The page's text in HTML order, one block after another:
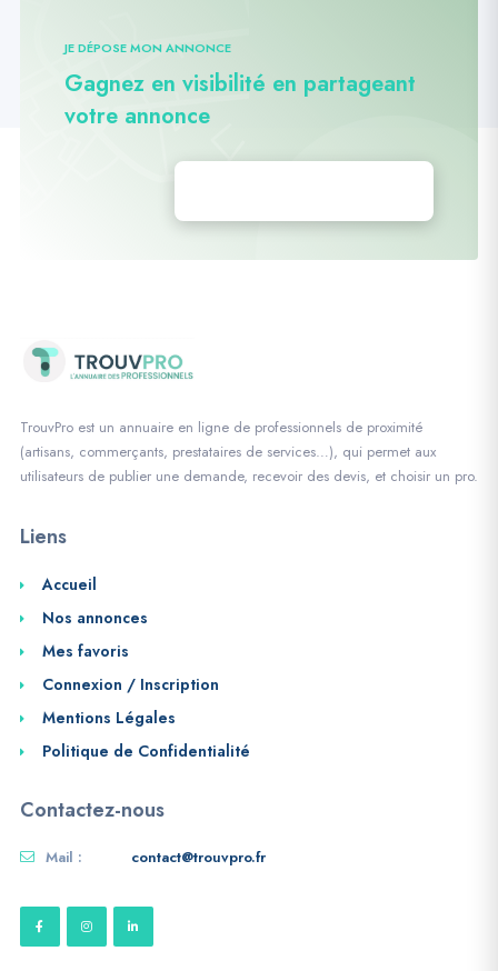
JE DÉPOSE MON ANNONCE
Gagnez en visibilité en partageant
votre annonce
TrouvPro est un annuaire en ligne de professionnels de proximité
(artisans, commerçants, prestataires de services…), qui permet aux
utilisateurs de publier une demande, recevoir des devis, et choisir un pro.
Liens
Accueil
Nos annonces
Mes favoris
Connexion / Inscription
Mentions Légales
Politique de Confidentialité
Contactez-nous
Mail : contact@trouvpro.fr